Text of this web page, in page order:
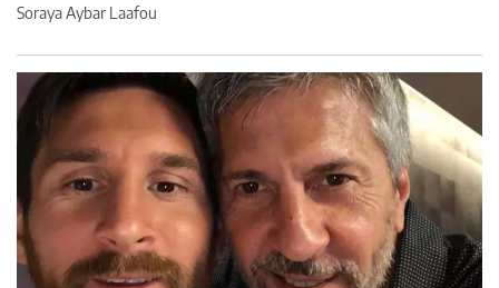
Soraya Aybar Laafou